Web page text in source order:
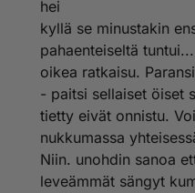
hei
kyllä se minustakin
pahaenteiseltä
oikea ratkaisu.
- paitsi sellaiset öiset
tietty eivät onnistu.
nukkumassa
Niin. unohdin sanoa
leveämmät sängyt